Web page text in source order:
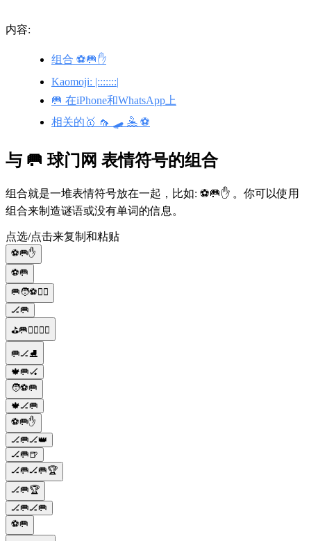
内容:
组合 ⚽️🥅✋
Kaomoji: |:::::::|
🥅 在iPhone和WhatsApp上
相关的🥇 🦟 🛹 🤽 ⚽
与 🥅 球门网 表情符号的组合
组合就是一堆表情符号放在一起，比如: ⚽️🥅✋ 。你可以使用
组合来制造谜语或没有单词的信息。
点选/点击来复制和粘贴
⚽️🥅✋
⚽️🥅
🥅🧑⚽🚶‍♂️
🏒🥅
⛳🥅🏋️‍♀️🚴‍♂️
🥅🏒⛸️
🍁🥅🏑
🧑⚽🥅
🍁🏒🥅
⚽️🥅✋
🏒🥅🏒👑
🏒🥅🍺
🏒🥅🏒🥅🏆
🏒🥅🏆
🏒🥅🏒🥅
⚽️🥅